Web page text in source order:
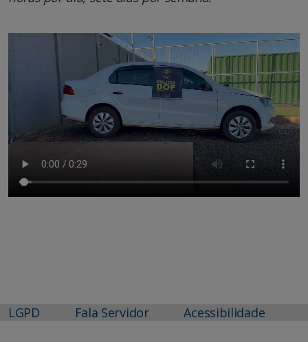
LGPD Fala Servidor Acessibilidade